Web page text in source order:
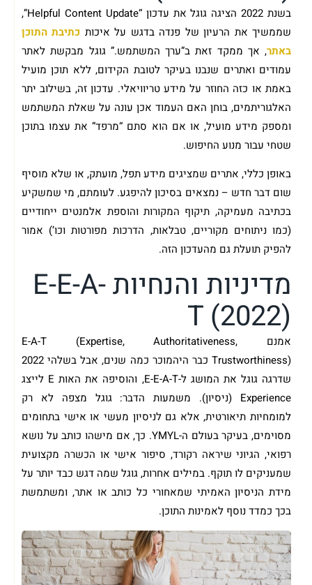
בשנת 2022 הציגה גוגל את עדכון “Helpful Content Update”,
שממשיך את הרעיון של פנדה בדגש על איכות כתיבת התוכן
באתר, אך ממקד זאת ב”ערך המשתמש.” גוגל מבקשת לאתר
עמודים ואתרים שנבנו בעיקר לטובת הקידום, ללא תוכן מועיל
באמת או כזה החוזר על מידע טריוויאלי. עדכון זה, בשילוב יתר
האלגוריתמים, בוחן האם העמוד אכן עונה על שאלת המשתמש
ומספק מידע מועיל, או אם הוא סתם “מרפד” את עצמו בתוכן
שטחי עבור מנוע החיפוש.
באופן כללי, אתרים שמציגים מידע תפל, מועתק, או שלא מוסיף
שום דבר חדש – נמצאים בסיכון להיפגע. לעומתם, מי שמשקיע
בכתיבה מעמיקה, תיקוף המקורות והוספת אלמנטים ייחודיים
(כמו ניתוחים מקוריים, טבלאות, הדרכות מפורטות וכו’) אמור
להפיק תועלת גם מהעדכון הזה.
מדיניות והנחיות E-E-A-
T (2022)
אמנם E-A-T (Expertise, Authoritativeness,
Trustworthiness) כבר היהמוכר כמה שנים, אבל בשלהי 2022
שדרגה גוגל את המושג ל-E-E-A-T, והוסיפה את האות E לייצג
Experience (ניסיון). משמעות הדבר: גוגל מצפה לא רק
למומחיות תיאורטית, אלא גם לניסיון מעשי או אישי בתחומים
מסוימים, בעיקר בעולם ה-YMYL. כך, אם מישהו כותב על נושא
רפואי, הגיוני שיראה רקורד, סיפור אישי או הכשרה מקצועית
שמעניקים לו תוקף. במילים אחרות, גוגל שמה דגש כבד יותר על
מידת הניסיון האמיתי שמאחורי כל כותב או אתר, ומשתמשת
בכך כמדד נוסף לאמינות התוכן.